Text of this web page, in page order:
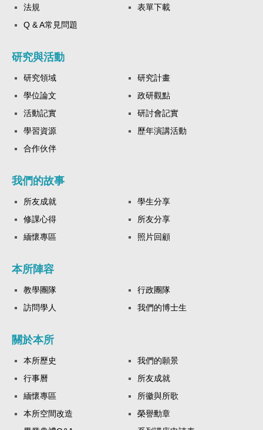
法規
表單下載
Q & A常見問題
研究與活動
研究領域
研究計畫
學位論文
政研觀點
活動記實
研討會記實
學習資源
歷年演講活動
合作伙伴
我們的故事
所友成就
學生分享
修課心得
所友分享
緬懷專區
照片回顧
本所陣容
教學團隊
行政團隊
訪問學人
我們的博士生
關於本所
本所歷史
我們的願景
行事曆
所友成就
緬懷專區
所徽與所歌
本所空間改造
榮譽勳章